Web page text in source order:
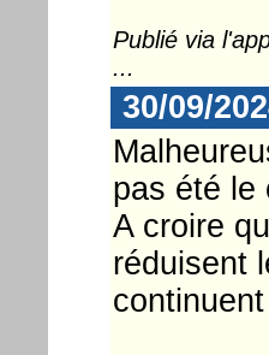
Publié via
...
30/09/
pas été le
A croire
réduisent